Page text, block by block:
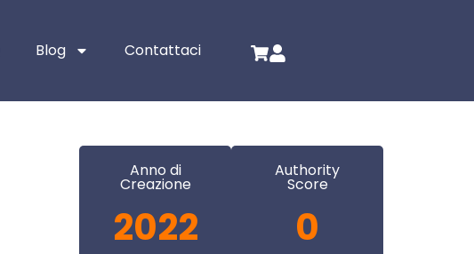
Blog Contattaci
Anno di
Creazione
2022
Authority
Score
0